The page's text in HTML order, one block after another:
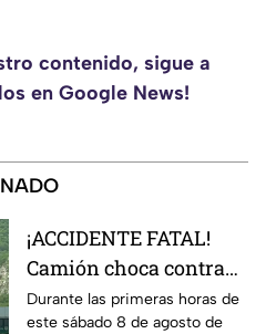
contenido, sigue a
en Google News!
¡ACCIDENTE FATAL!
Camión choca contra
cabina de plaza de
cobro en la Autopista
Durante las primeras horas de
este sábado 8 de agosto de